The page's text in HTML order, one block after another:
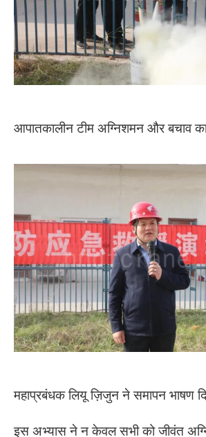
आपातकालीन टीम अग्निशमन और बचाव
महाप्रबंधक लियू ज़िजुन ने समापन भाषण
इस अभ्यास ने न केवल सभी को जीवंत अग्नि